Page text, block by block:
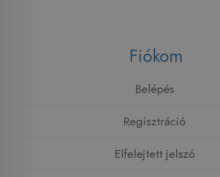
Fiókom
Belépés
Regisztráció
Elfelejtett jelszó